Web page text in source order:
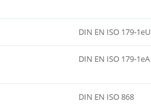
DIN EN ISO 179-1eU
DIN EN ISO 179-1eA
DIN EN ISO 868